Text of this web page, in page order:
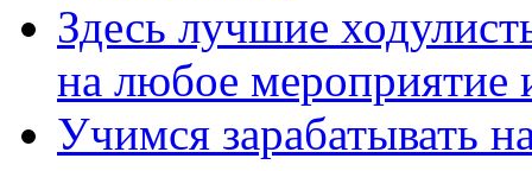
Здесь лучшие
на любое мероприятие
Учимся зарабатывать